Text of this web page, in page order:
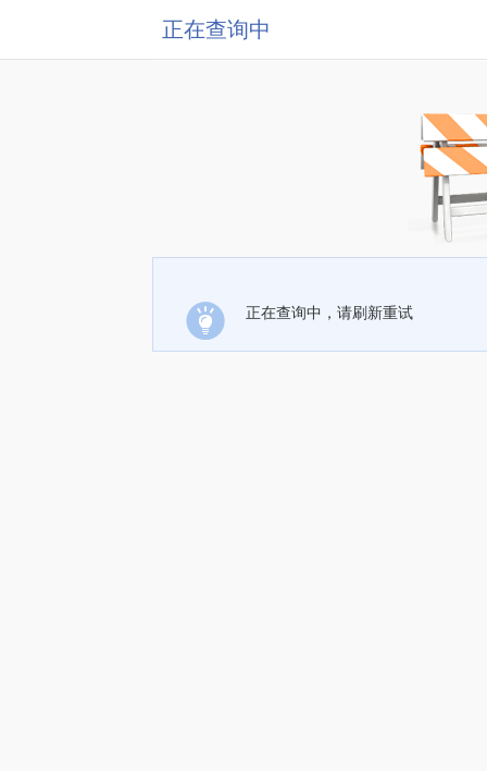
正在查询中
正在查询中，请刷新重试